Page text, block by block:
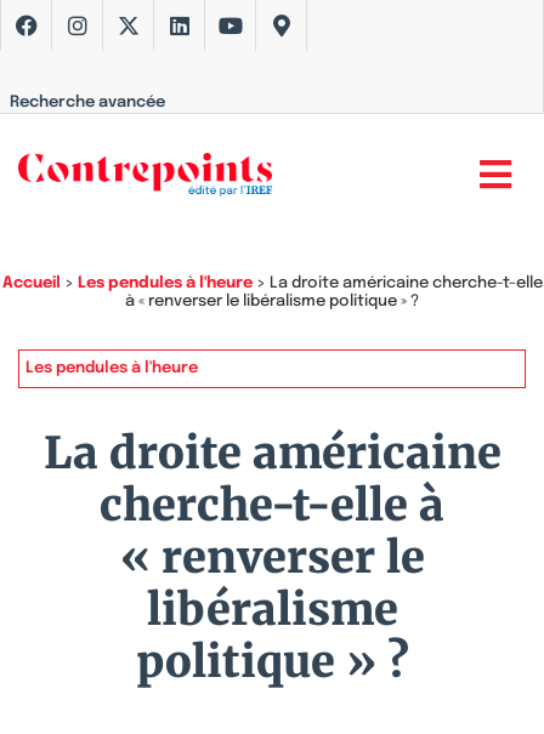
Recherche avancée
Accueil > Les pendules à l'heure> La droite américaine cherche-t-elle
à « renverser le libéralisme politique » ?
Les pendules à l'heure
La droite américaine
cherche-t-elle à
« renverser le
libéralisme
politique » ?